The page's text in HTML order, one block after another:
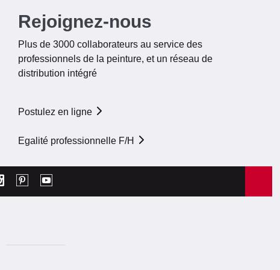
Rejoignez-nous
Plus de 3000 collaborateurs au service des
professionnels de la peinture, et un réseau de
distribution intégré
Postulez en ligne
Egalité professionnelle F/H